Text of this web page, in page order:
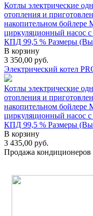
Котлы электрические
отопления и
накопительном
циркуляционный насос с
КПД 99,5 % Размеры
В корзину
3 350,00 руб.
Электрический котел
Котлы электрические
отопления и
накопительном
циркуляционный насос с
КПД 99,5 % Размеры
В корзину
3 435,00 руб.
Продажа кондиционеров